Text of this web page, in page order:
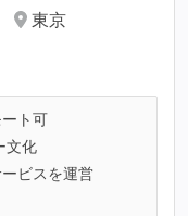
東京
ト可
文化
ビスを運営